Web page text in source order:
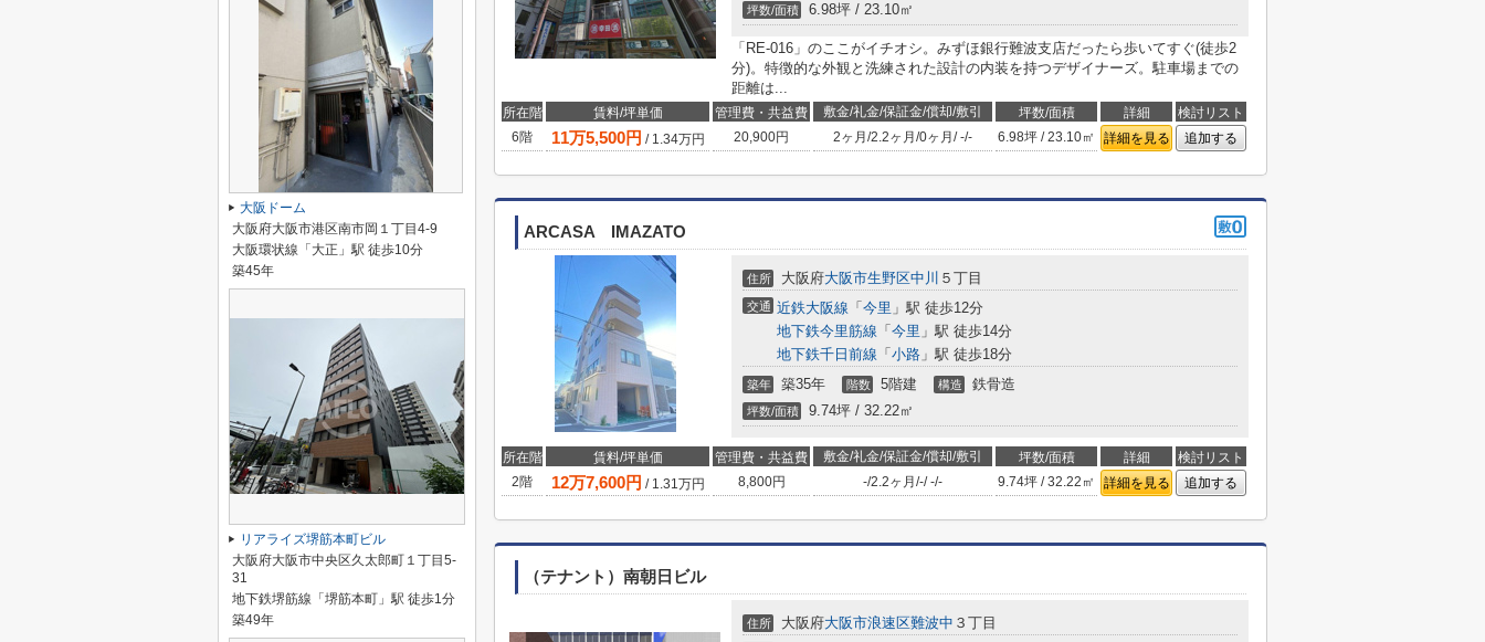
坪数/面積 6.98坪 / 23.10㎡
「RE-016」のここがイチオシ。みずほ銀行難波支店だったら歩いてすぐ(徒歩2
分)。特徴的な外観と洗練された設計の内装を持つデザイナーズ。駐車場までの
距離は...
所在階 賃料/坪単価 管理費・共益費 敷金/礼金/保証金/償却/敷引 坪数/面積 詳細
検討リスト
6階
11万5,500円 / 1.34万円 20,900円 2ヶ月 /2.2ヶ月 /0ヶ月 /-/- 6.98坪 / 23.10㎡ 詳細を見る 追加する
ARCASA IMAZATO
住所 大阪府大阪市生野区中川 ５丁目
交通 近鉄大阪線 「 今里 」駅 徒歩12分
地下鉄今里筋線 「 今里 」駅 徒歩14分
地下鉄千日前線 「 小路 」駅 徒歩18分
築年 築35年 階数 5階建 構造 鉄骨造
坪数/面積 9.74坪 / 32.22㎡
所在階 賃料/坪単価 管理費・共益費 敷金/礼金/保証金/償却/敷引 坪数/面積 詳細
検討リスト
2階
12万7,600円 / 1.31万円 8,800円 -/2.2ヶ月 /-/-/- 9.74坪 / 32.22㎡ 詳細を見る 追加する
（テナント）南朝日ビル
住所 大阪府大阪市浪速区難波中 ３丁目
大阪ドーム
大阪府大阪市港区南市岡１丁目4-9
大阪環状線「大正」駅 徒歩10分
築45年
リアライズ堺筋本町ビル
大阪府大阪市中央区久太郎町１丁目5-
31
地下鉄堺筋線「堺筋本町」駅 徒歩1分
築49年